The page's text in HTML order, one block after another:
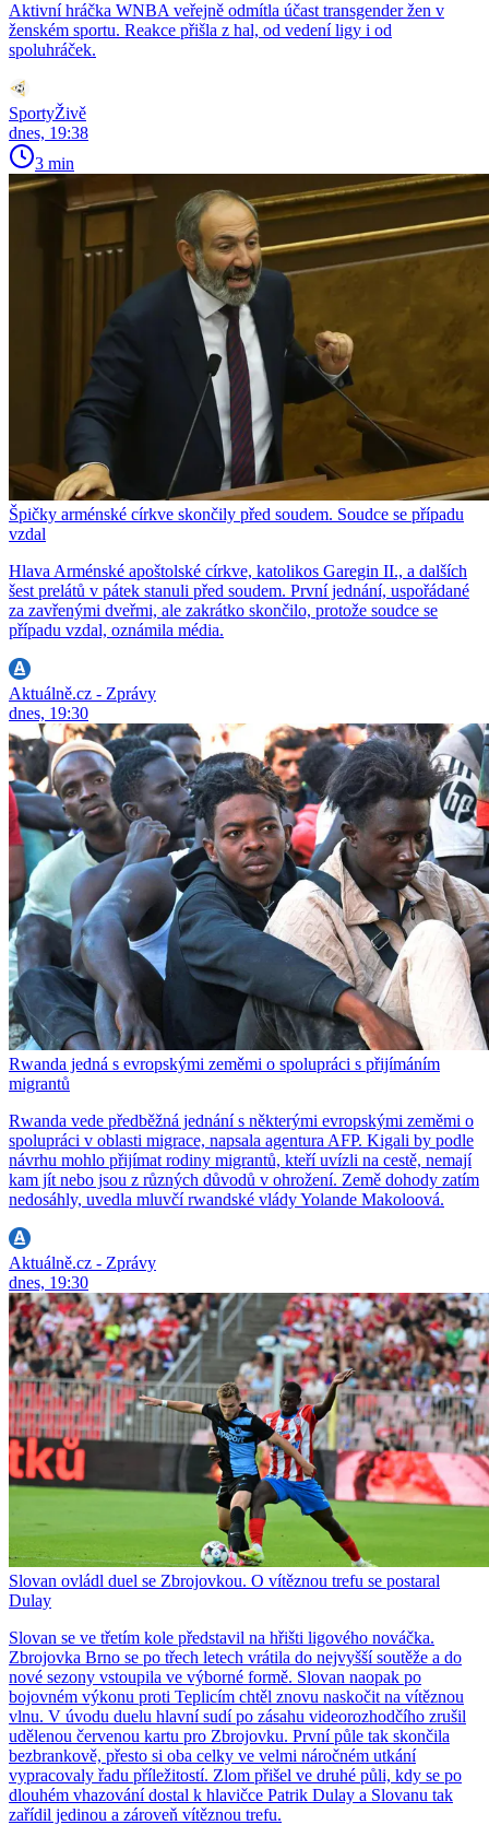
Aktivní hráčka WNBA veřejně odmítla účast transgender žen v
ženském sportu. Reakce přišla z hal, od vedení ligy i od
spoluhráček.
SportyŽivě
dnes, 19:38
3 min
Špičky arménské církve skončily před soudem. Soudce se případu
vzdal
Hlava Arménské apoštolské církve, katolikos Garegin II., a dalších
šest prelátů v pátek stanuli před soudem. První jednání, uspořádané
za zavřenými dveřmi, ale zakrátko skončilo, protože soudce se
případu vzdal, oznámila média.
Aktuálně.cz - Zprávy
dnes, 19:30
Rwanda jedná s evropskými zeměmi o spolupráci s přijímáním
migrantů
Rwanda vede předběžná jednání s některými evropskými zeměmi o
spolupráci v oblasti migrace, napsala agentura AFP. Kigali by podle
návrhu mohlo přijímat rodiny migrantů, kteří uvízli na cestě, nemají
kam jít nebo jsou z různých důvodů v ohrožení. Země dohody zatím
nedosáhly, uvedla mluvčí rwandské vlády Yolande Makoloová.
Aktuálně.cz - Zprávy
dnes, 19:30
Slovan ovládl duel se Zbrojovkou. O vítěznou trefu se postaral
Dulay
Slovan se ve třetím kole představil na hřišti ligového nováčka.
Zbrojovka Brno se po třech letech vrátila do nejvyšší soutěže a do
nové sezony vstoupila ve výborné formě. Slovan naopak po
bojovném výkonu proti Teplicím chtěl znovu naskočit na vítěznou
vlnu. V úvodu duelu hlavní sudí po zásahu videorozhodčího zrušil
udělenou červenou kartu pro Zbrojovku. První půle tak skončila
bezbrankově, přesto si oba celky ve velmi náročném utkání
vypracovaly řadu příležitostí. Zlom přišel ve druhé půli, kdy se po
dlouhém vhazování dostal k hlavičce Patrik Dulay a Slovanu tak
zařídil jedinou a zároveň vítěznou trefu.